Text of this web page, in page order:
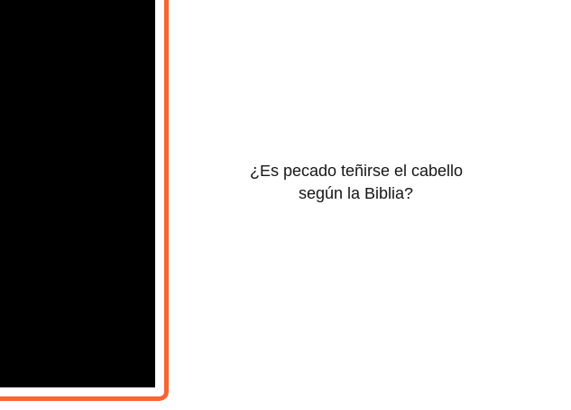
¿Es pecado teñirse el cabello
según la Biblia?